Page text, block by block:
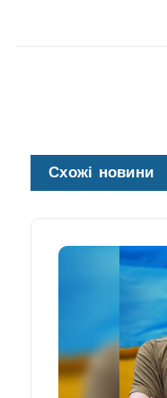
Схожі новини